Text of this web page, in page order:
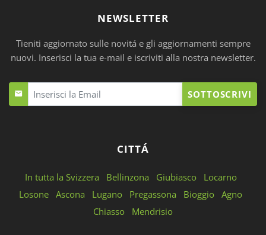
NEWSLETTER
Tieniti aggiornato sulle novitá e gli aggiornamenti sempre
nuovi. Inserisci la tua e-mail e iscriviti alla nostra newsletter.
SOTTOSCRIVI
CITTÁ
In tutta la Svizzera Bellinzona Giubiasco
Locarno
Losone Ascona Lugano Pregassona Bioggio Agno
Chiasso
Mendrisio